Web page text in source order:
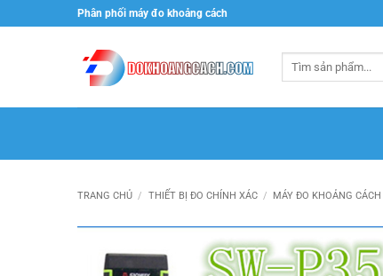
qua
Phân phối máy đo khoảng cách
TRANG CHỦ / THIẾT BỊ ĐO CHÍNH XÁC / MÁY ĐO KHOẢNG CÁCH